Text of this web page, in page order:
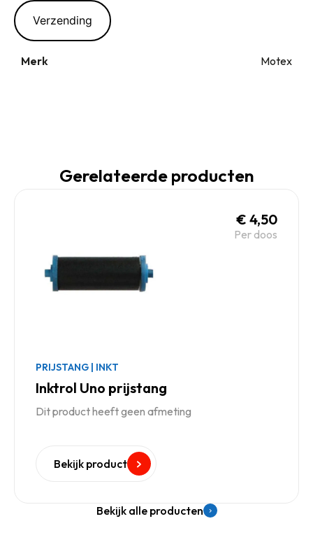
Verzending
Merk Motex
Gerelateerde producten
€ 4,50
Per doos
PRIJSTANG | INKT
Inktrol Uno prijstang
Dit product heeft geen afmeting
Bekijk product
Bekijk alle producten